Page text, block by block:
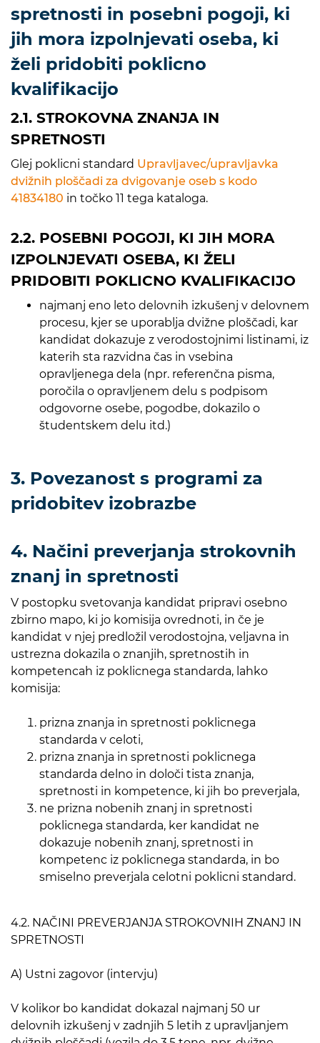
spretnosti in posebni pogoji, ki
jih mora izpolnjevati oseba, ki
želi pridobiti poklicno
kvalifikacijo
2.1. STROKOVNA ZNANJA IN
SPRETNOSTI
Glej poklicni standard Upravljavec/upravljavka
dvižnih ploščadi za dvigovanje oseb s kodo
41834180 in točko 11 tega kataloga.
2.2. POSEBNI POGOJI, KI JIH MORA
IZPOLNJEVATI OSEBA, KI ŽELI
PRIDOBITI POKLICNO KVALIFIKACIJO
najmanj eno leto delovnih izkušenj v delovnem
procesu, kjer se uporablja dvižne ploščadi, kar
kandidat dokazuje z verodostojnimi listinami, iz
katerih sta razvidna čas in vsebina
opravljenega dela (npr. referenčna pisma,
poročila o opravljenem delu s podpisom
odgovorne osebe, pogodbe, dokazilo o
študentskem delu itd.)
3. Povezanost s programi za
pridobitev izobrazbe
4. Načini preverjanja strokovnih
znanj in spretnosti
V postopku svetovanja kandidat pripravi osebno
zbirno mapo, ki jo komisija ovrednoti, in če je
kandidat v njej predložil verodostojna, veljavna in
ustrezna dokazila o znanjih, spretnostih in
kompetencah iz poklicnega standarda, lahko
komisija:
prizna znanja in spretnosti poklicnega
standarda v celoti,
prizna znanja in spretnosti poklicnega
standarda delno in določi tista znanja,
spretnosti in kompetence, ki jih bo preverjala,
ne prizna nobenih znanj in spretnosti
poklicnega standarda, ker kandidat ne
dokazuje nobenih znanj, spretnosti in
kompetenc iz poklicnega standarda, in bo
smiselno preverjala celotni poklicni standard.
4.2. NAČINI PREVERJANJA STROKOVNIH ZNANJ IN
SPRETNOSTI
A) Ustni zagovor (intervju)
V kolikor bo kandidat dokazal najmanj 50 ur
delovnih izkušenj v zadnjih 5 letih z upravljanjem